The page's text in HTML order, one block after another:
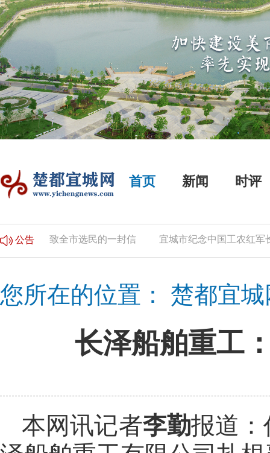
首页 新闻 时评
公告致全市选民的一封信 宜城市纪念中国工农红军长
您所在的位置： 楚都宜城
长泽船舶重工
本网讯记者李勤报道